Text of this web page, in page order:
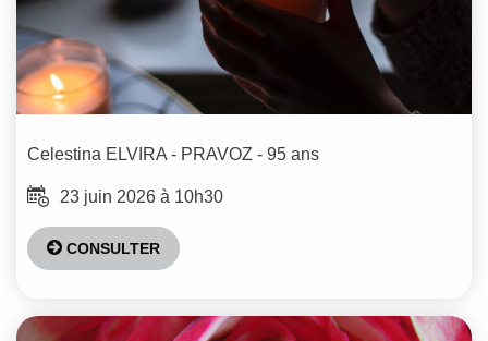
Celestina ELVIRA - PRAVOZ - 95 ans
23 juin 2026 à 10h30
CONSULTER